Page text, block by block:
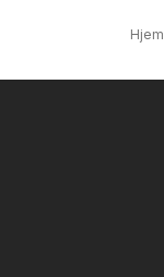
Hjem